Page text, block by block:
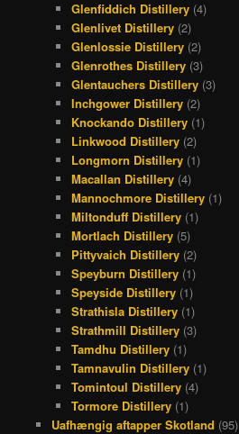
Glenfiddich Distillery (4)
Glenlivet Distillery (2)
Glenlossie Distillery (2)
Glenrothes Distillery (3)
Glentauchers Distillery (3)
Inchgower Distillery (2)
Knockando Distillery (1)
Linkwood Distillery (2)
Longmorn Distillery (1)
Macallan Distillery (4)
Mannochmore Distillery (1)
Miltonduff Distillery (1)
Mortlach Distillery (5)
Pittyvaich Distillery (2)
Speyburn Distillery (1)
Speyside Distillery (1)
Strathisla Distillery (1)
Strathmill Distillery (3)
Tamdhu Distillery (1)
Tamnavulin Distillery (1)
Tomintoul Distillery (4)
Tormore Distillery (1)
Uafhængig aftapper Skotland (95)